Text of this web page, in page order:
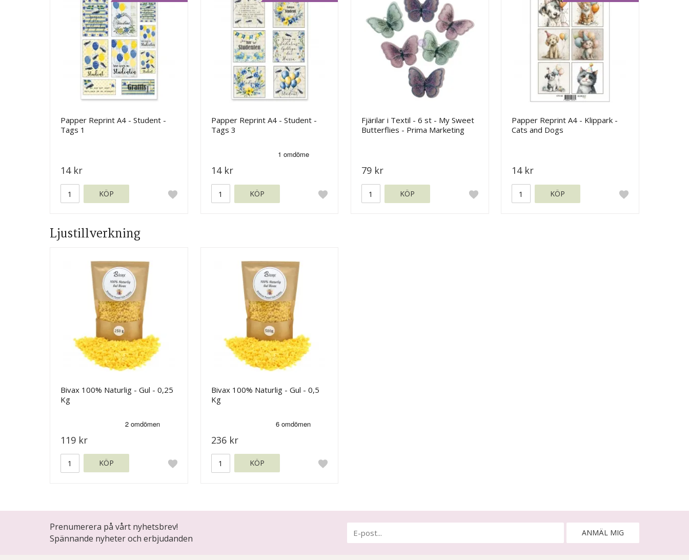
Papper Reprint A4 - Student -
Tags 1
14 kr
KÖP
Papper Reprint A4 - Student -
Tags 3
14 kr
KÖP
Fjärilar i Textil - 6 st - My Sweet
Butterflies - Prima Marketing
79 kr
KÖP
Papper Reprint A4 - Klippark -
Cats and Dogs
14 kr
KÖP
Ljustillverkning
Bivax 100% Naturlig - Gul - 0,25
Kg
119 kr
KÖP
Bivax 100% Naturlig - Gul - 0,5
Kg
236 kr
KÖP
Prenumerera på vårt nyhetsbrev!
Spännande nyheter och erbjudanden
ANMÄL MIG